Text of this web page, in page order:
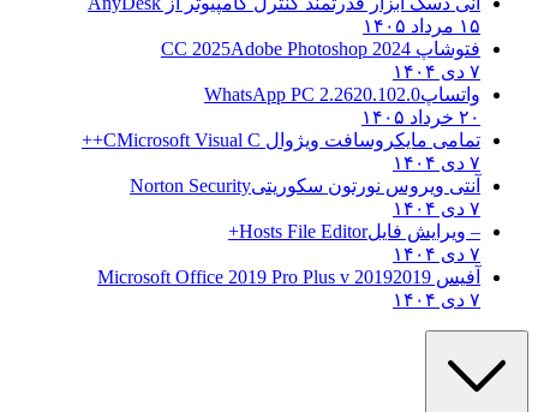
۱۵ مرداد ۱۴۰۵
فتوشاپ CC 2025 Adobe Photoshop 2024
۷ دی ۱۴۰۴
واتساپWhatsApp PC 2.2620.102.0
۲۰ خرداد ۱۴۰۵
تمامی مایکروسافت ویژوال C Microsoft Visual C++
۷ دی ۱۴۰۴
آنتی ویروس نورتون سکوریتیNorton Security
۷ دی ۱۴۰۴
– ویرایش فایلHosts File Editor+
۷ دی ۱۴۰۴
آفیس 2019 2019 Microsoft Office 2019 Pro Plus v
۷ دی ۱۴۰۴